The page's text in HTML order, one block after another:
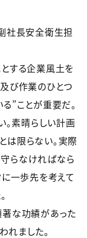
社長安全衛生担
する企業風土を
び作業のひとつ
”ことが重要だ。
。素晴らしい計画
は限らない。実際
らなければなら
一歩先を考えて
な功績があった
ました。